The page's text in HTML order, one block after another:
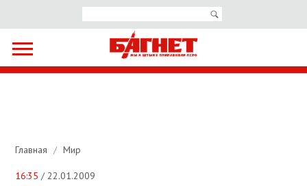
Главная / Мир
16:35 / 22.01.2009